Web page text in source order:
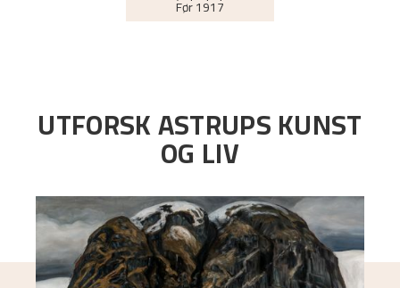
Før1917
UTFORSK ASTRUPS KUNST
OG LIV